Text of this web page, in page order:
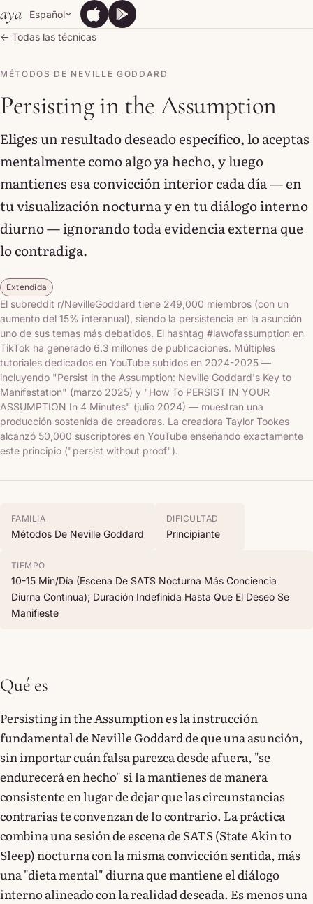
Skip to content
aya Español App Store
App StoreGoogle Play
Google Play
← Todas las técnicas
MÉTODOS DE NEVILLE GODDARD
Persisting in the Assumption
Eliges un resultado deseado específico, lo aceptas
mentalmente como algo ya hecho, y luego
mantienes esa convicción interior cada día — en
tu visualización nocturna y en tu diálogo interno
diurno — ignorando toda evidencia externa que
lo contradiga.
Extendida
El subreddit r/NevilleGoddard tiene 249,000 miembros (con un
aumento del 15% interanual), siendo la persistencia en la asunción
uno de sus temas más debatidos. El hashtag #lawofassumption en
TikTok ha generado 6.3 millones de publicaciones. Múltiples
tutoriales dedicados en YouTube subidos en 2024-2025 —
incluyendo "Persist in the Assumption: Neville Goddard's Key to
Manifestation" (marzo 2025) y "How To PERSIST IN YOUR
ASSUMPTION In 4 Minutes" (julio 2024) — muestran una
producción sostenida de creadoras. La creadora Taylor Tookes
alcanzó 50,000 suscriptores en YouTube enseñando exactamente
este principio ("persist without proof").
FAMILIA
Métodos De Neville Goddard
DIFICULTAD
Principiante
TIEMPO
10-15 Min/día (escena De SATS Nocturna Más Conciencia
Diurna Continua); Duración Indefinida Hasta Que El Deseo Se
Manifieste
Qué es
Persisting in the Assumption es la instrucción
fundamental de Neville Goddard de que una asunción,
sin importar cuán falsa parezca desde afuera, "se
endurecerá en hecho" si la mantienes de manera
consistente en lugar de dejar que las circunstancias
contrarias te convenzan de lo contrario. La práctica
combina una sesión de escena de SATS (State Akin to
Sleep) nocturna con la misma convicción sentida, más
una "dieta mental" diurna que mantiene el diálogo
interno alineado con la realidad deseada. Es menos una